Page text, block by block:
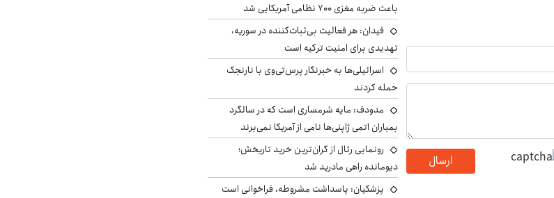
ارسال
باعث ضربه مغزی ۷۰۰ نظامی آمریکایی شد
فیدان: هر فعالیت بی‌ثبات‌کننده در سوریه،
تهدیدی برای امنیت ترکیه است
اسرائیلی‌ها به خبرنگار پرس‌تی‌وی با نارنجک
حمله کردند
مدودف: مایه شرمساری است که در سالگرد
بمباران اتمی ژاپنی‌ها نامی از آمریکا نمی‌برند
رونمایی رئال از گران‌ترین خرید تاریخش؛
دیومانده راهی مادرید شد
پزشکیان: پاسداشت مشروطه، فراخوانی است